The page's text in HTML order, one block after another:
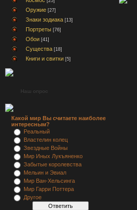
Оружие [27]
Знаки зодиака [13]
Портреты [76]
Обои [41]
Существа [18]
Книги и свитки [5]
Наш опрос
Какой мир Вы считаете наиболее
интересным?
Реальный
Властелин колец
Звездные Войны
Мир Иных Лукъяненко
Забытые королевства
Мельин и Эвиал
Мир Ван-Хельсинга
Мир Гарри Поттера
Другое